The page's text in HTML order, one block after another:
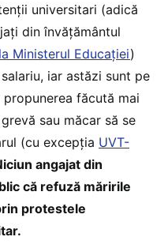
universitari (adică
din învățământul
Ministerul Educației)
iar astăzi sunt pe
făcută mai
sau măcar să se
(cu excepția UVT-
angajat din
că refuză măririle
protestele